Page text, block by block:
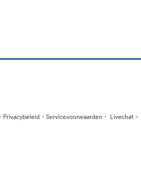
· Privacybeleid · Servicevoorwaarden · Livechat ·